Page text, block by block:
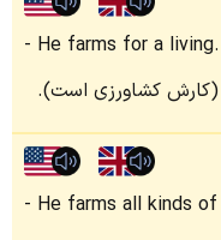
He farms for a living.
(کارش کشاورزی است).
He farms all kinds